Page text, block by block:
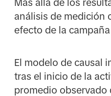
Más allá de los
análisis de medición
efecto de la
El modelo de causal
tras el inicio de la
promedio observado